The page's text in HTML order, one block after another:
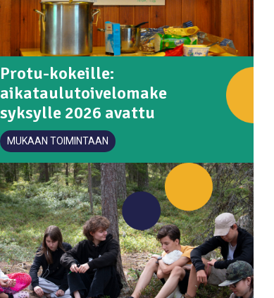
Protu-kokeille:
aikataulutoivelomake
syksylle 2026 avattu
MUKAAN TOIMINTAAN